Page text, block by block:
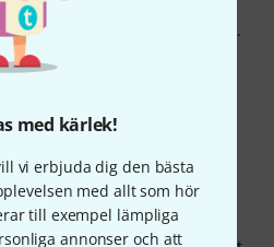
med kärlek!
vi erbjuda dig den bästa
med allt som hör
till exempel lämpliga
annonser och att
transportskador, men
smidigt och utan problem.
Med tanke på priset har
funktioner: 11
4-stämmig diskant
bas (sensationell för
basklavier. Kompakta mått –
Mekanik och känsla: Mycket
ett mycket elegant
kommer en erfaren